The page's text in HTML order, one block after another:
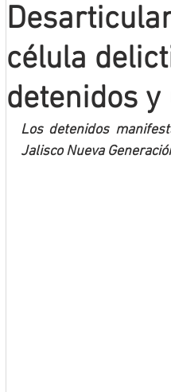
Mineros LNBP
célula
detenidos
Los detenidos
Jalisco Nueva